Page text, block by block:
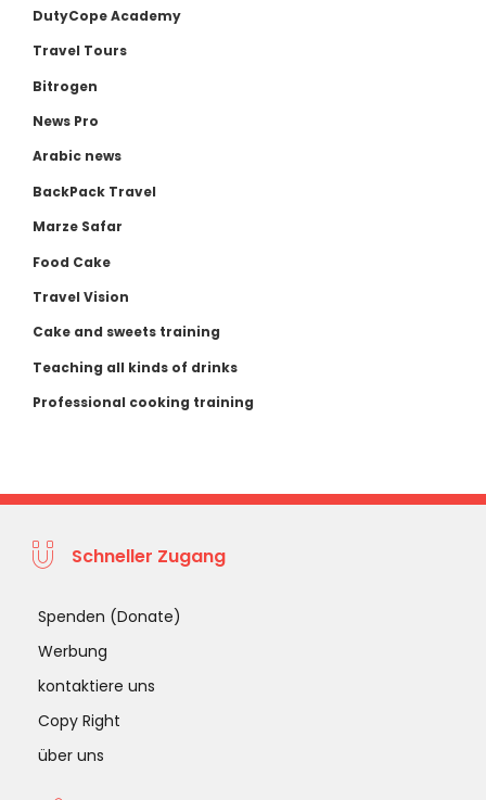
DutyCope Academy
Travel Tours
Bitrogen
News Pro
Arabic news
BackPack Travel
Marze Safar
Food Cake
Travel Vision
Cake and sweets training
Teaching all kinds of drinks
Professional cooking training
Schneller Zugang
Spenden (Donate)
Werbung
kontaktiere uns
Copy Right
über uns